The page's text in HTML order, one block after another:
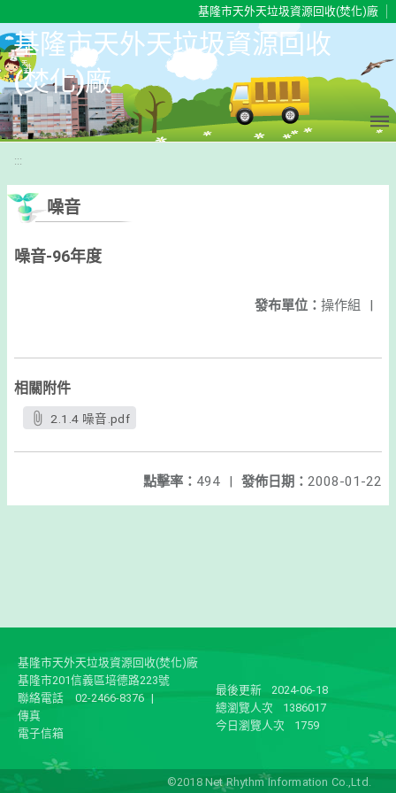
基隆市天外天垃圾資源回收(焚化)廠
基隆市天外天垃圾資源回收
(焚化)廠
:::
噪音
噪音-96年度
發布單位： 操作組 |
相關附件
2.1.4 噪音.pdf
發佈日期： 2008-01-22
點擊率： 494 |
基隆市天外天垃圾資源回收(焚化)廠
基隆市201信義區培德路223號
聯絡電話
02-2466-8376 |
傳真
電子信箱
最後更新
2024-06-18
總瀏覽人次
1386017
今日瀏覽人次
1759
©2018 Net Rhythm Information Co.,Ltd.